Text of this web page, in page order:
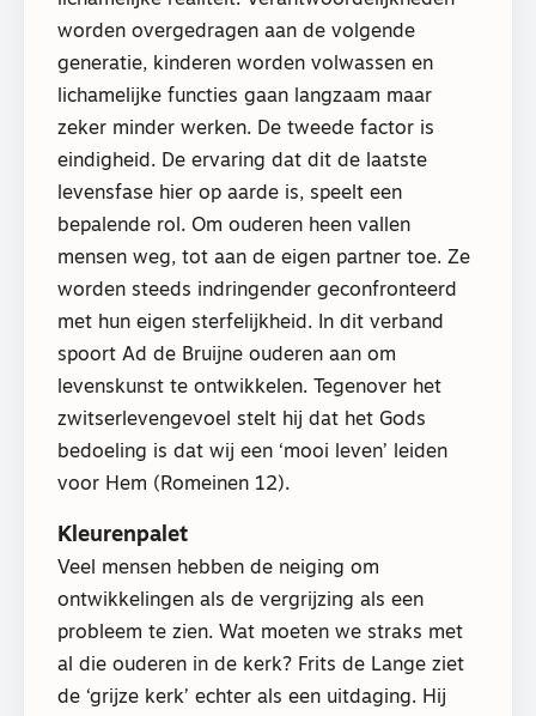
worden overgedragen aan de volgende
generatie, kinderen worden volwassen en
lichamelijke functies gaan langzaam maar
zeker minder werken. De tweede factor is
eindigheid. De ervaring dat dit de laatste
levensfase hier op aarde is, speelt een
bepalende rol. Om ouderen heen vallen
mensen weg, tot aan de eigen partner toe. Ze
worden steeds indringender geconfronteerd
met hun eigen sterfelijkheid. In dit verband
spoort Ad de Bruijne ouderen aan om
levenskunst te ontwikkelen. Tegenover het
zwitserlevengevoel stelt hij dat het Gods
bedoeling is dat wij een ‘mooi leven’ leiden
voor Hem (Romeinen 12).
Kleurenpalet
Veel mensen hebben de neiging om
ontwikkelingen als de vergrijzing als een
probleem te zien. Wat moeten we straks met
al die ouderen in de kerk? Frits de Lange ziet
de ‘grijze kerk’ echter als een uitdaging. Hij